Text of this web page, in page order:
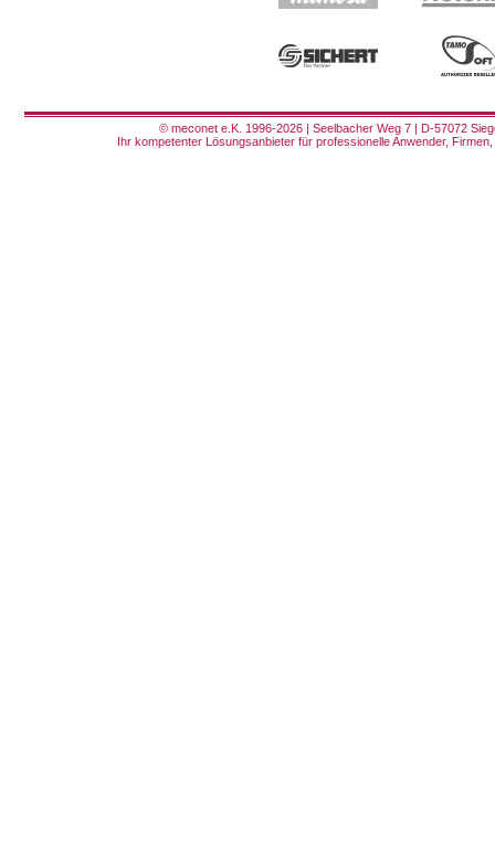
© meconet e.K. 1996-2026 | Seelbacher Weg 7 | D-57072
Ihr kompetenter Lösungsanbieter für professionelle Anwender,